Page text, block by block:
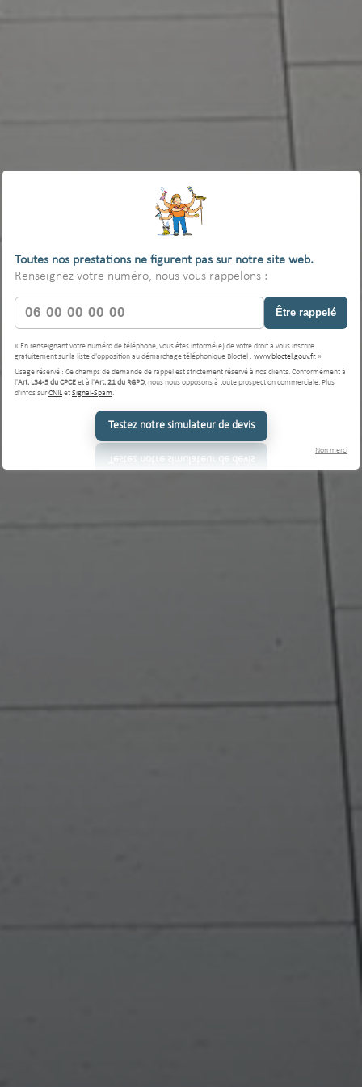
Toutes nos prestations ne figurent pas sur notre site web.
Renseignez votre numéro, nous vous rappelons :
Être rappelé
« En renseignant votre numéro de téléphone, vous êtes informé(e) de votre droit à vous inscrire
gratuitement sur la liste d'opposition au démarchage téléphonique Bloctel : www.bloctel.gouv.fr. »
Usage réservé : Ce champs de demande de rappel est strictement réservé à nos clients. Conformément à
l'Art. L34-5 du CPCEet à l'Art. 21 du RGPD, nous nous opposons à toute prospection commerciale. Plus
d'infos surCNILetSignal-Spam.
Testez notre simulateur de devis
Non merci